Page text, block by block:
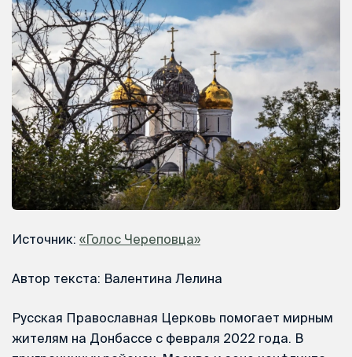
Источник: «Голос Череповца»
Автор текста: Валентина Лелина
Русская Православная Церковь помогает мирным
жителям на Донбассе с февраля 2022 года. В